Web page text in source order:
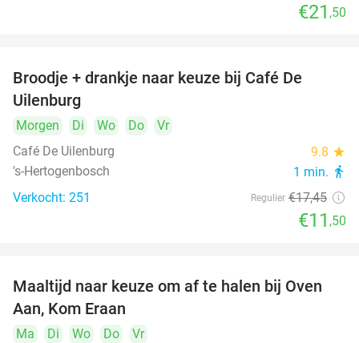
€21 ,50
Broodje + drankje naar keuze bij Café De
Uilenburg
Morgen Di Wo Do
Vr
Café De Uilenburg
9.8 star
's-Hertogenbosch 1 min. directions_walk
Verkocht: 251 Regulier €17,45
€11 ,50
48%
Maaltijd naar keuze om af te halen bij Oven
Aan, Kom Eraan
Ma Di Wo Do
Vr